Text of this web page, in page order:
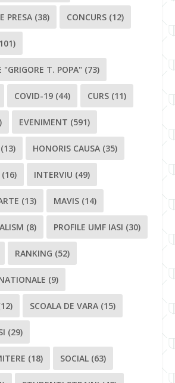
PRESA (38) CONCURS (12)
"GRIGORE T. POPA" (73)
COVID-19 (44) CURS (11)
EVENIMENT (591)
(13) HONORIS CAUSA (35)
(16) INTERVIU (49)
(13) MAVIS (14)
(8) PROFILE UMF IASI (30)
RANKING (52)
(9)
SCOALA DE VARA (15)
(29)
(18) SOCIAL (63)